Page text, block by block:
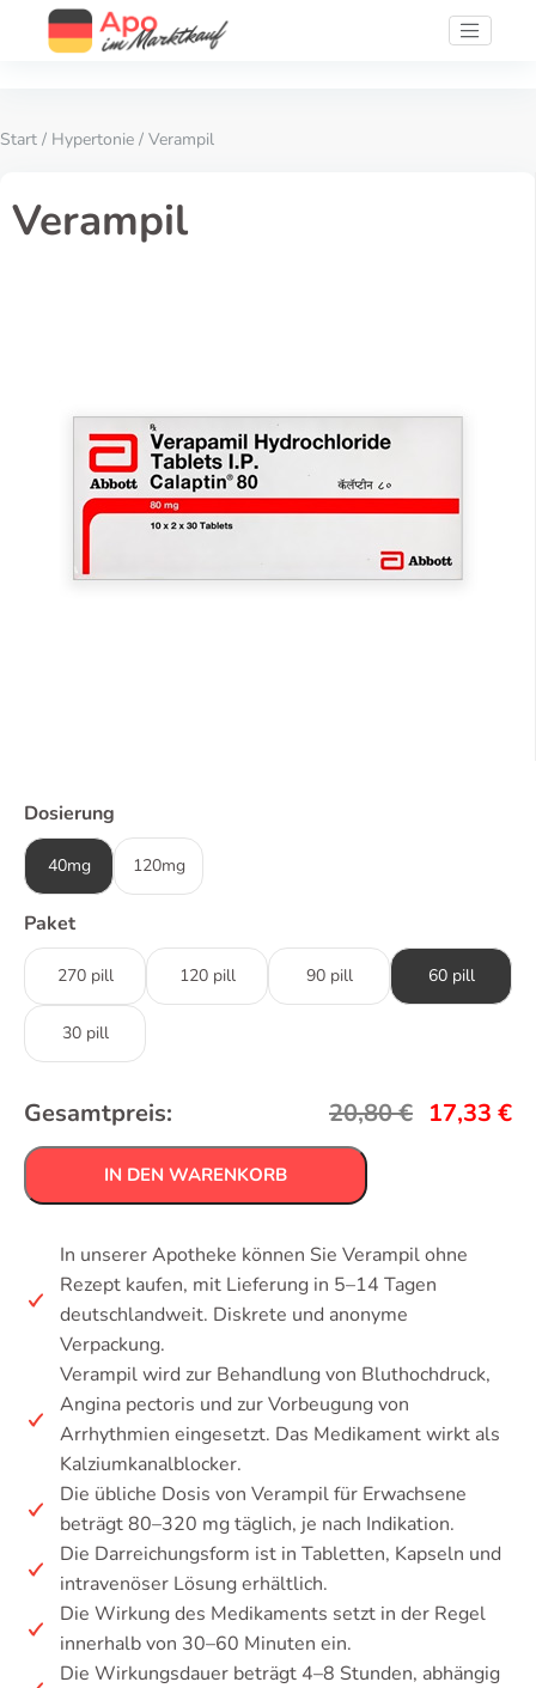
Start / Hypertonie / Verampil
Verampil
Dosierung
40mg 120mg
Paket
270 pill 120 pill 90 pill 60 pill
30 pill
Gesamtpreis: 20,80€ 17,33 €
IN DEN WARENKORB
In unserer Apotheke können Sie Verampil ohne
Rezept kaufen, mit Lieferung in 5–14 Tagen
deutschlandweit. Diskrete und anonyme
Verpackung.
Verampil wird zur Behandlung von Bluthochdruck,
Angina pectoris und zur Vorbeugung von
Arrhythmien eingesetzt. Das Medikament wirkt als
Kalziumkanalblocker.
Die übliche Dosis von Verampil für Erwachsene
beträgt 80–320 mg täglich, je nach Indikation.
Die Darreichungsform ist in Tabletten, Kapseln und
intravenöser Lösung erhältlich.
Die Wirkung des Medikaments setzt in der Regel
innerhalb von 30–60 Minuten ein.
Die Wirkungsdauer beträgt 4–8 Stunden, abhängig